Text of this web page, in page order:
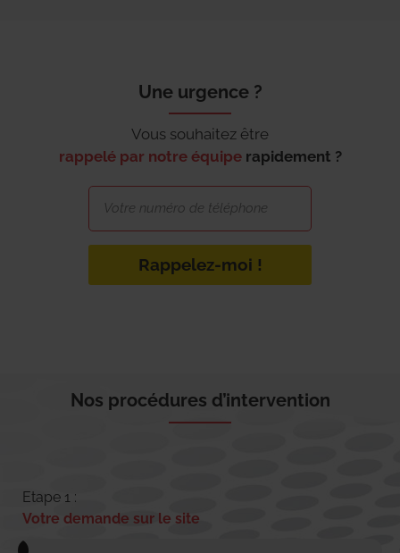
Une urgence ?
Vous souhaitez être
rappelé par notre équipe rapidement ?
Rappelez-moi !
Nos procédures d’intervention
Etape 1 :
Votre demande sur le site